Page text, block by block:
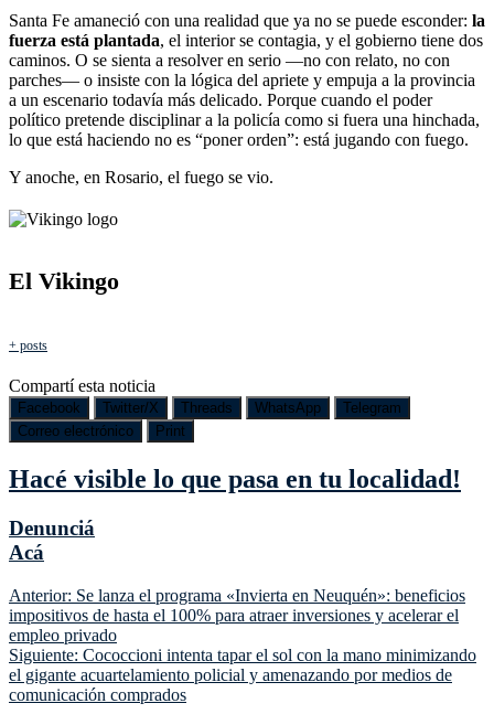
Santa Fe amaneció con una realidad que ya no se puede esconder: la
fuerza está plantada, el interior se contagia, y el gobierno tiene dos
caminos. O se sienta a resolver en serio —no con relato, no con
parches— o insiste con la lógica del apriete y empuja a la provincia
a un escenario todavía más delicado. Porque cuando el poder
político pretende disciplinar a la policía como si fuera una hinchada,
lo que está haciendo no es “poner orden”: está jugando con fuego.
Y anoche, en Rosario, el fuego se vio.
El Vikingo
+ posts
Compartí esta noticia
Facebook Twitter/X Threads WhatsApp
Telegram
Correo electrónico
Print
Hacé visible lo que pasa en tu localidad!
Denunciá
Acá
Navegación
de
entradas
Anterior: Se lanza el programa «Invierta en Neuquén»: beneficios
impositivos de hasta el 100% para atraer inversiones y acelerar el
empleo privado
Siguiente: Cococcioni intenta tapar el sol con la mano minimizando
el gigante acuartelamiento policial y amenazando por medios de
comunicación comprados